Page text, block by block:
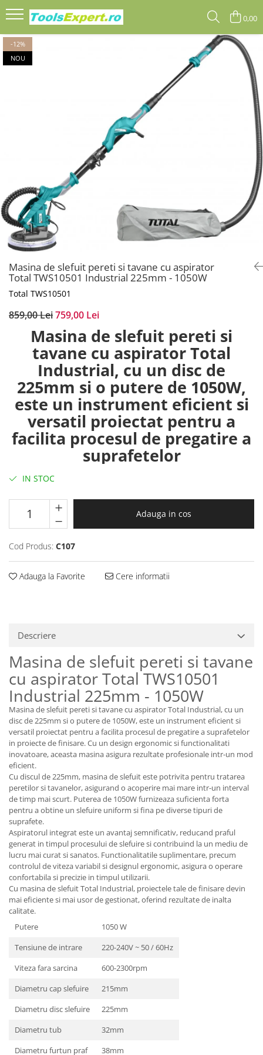
Produse
Total
0,00
Masina de slefuit pereti si tavane cu aspirator
Total TWS10501 Industrial 225mm - 1050W
Total TWS10501
-12%
NOU
859,00 Lei759,00 Lei
Masina de slefuit pereti si
tavane cu aspirator Total
Industrial, cu un disc de
225mm si o putere de 1050W,
este un instrument eficient si
versatil proiectat pentru a
facilita procesul de pregatire a
suprafetelor
IN STOC
Adauga in cos
Cod Produs: C107
Adauga la Favorite Cere informatii
Descriere
Masina de slefuit pereti si tavane
cu aspirator Total TWS10501
Industrial 225mm - 1050W
Masina de slefuit pereti si tavane cu aspirator Total Industrial, cu un
disc de 225mm si o putere de 1050W, este un instrument eficient si
versatil proiectat pentru a facilita procesul de pregatire a suprafetelor
in proiecte de finisare. Cu un design ergonomic si functionalitati
inovatoare, aceasta masina asigura rezultate profesionale intr-un mod
eficient.
Cu discul de 225mm, masina de slefuit este potrivita pentru tratarea
peretilor si tavanelor, asigurand o acoperire mai mare intr-un interval
de timp mai scurt. Puterea de 1050W furnizeaza suficienta forta
pentru a obtine un slefuire uniform si fina pe diverse tipuri de
suprafete.
Aspiratorul integrat este un avantaj semnificativ, reducand praful
generat in timpul procesului de slefuire si contribuind la un mediu de
lucru mai curat si sanatos. Functionalitatile suplimentare, precum
controlul de viteza variabil si designul ergonomic, asigura o operare
confortabila si precizie in timpul utilizarii.
Cu masina de slefuit Total Industrial, proiectele tale de finisare devin
mai eficiente si mai usor de gestionat, oferind rezultate de inalta
calitate.
Putere
1050 W
Tensiune de intrare
220-240V ~ 50 / 60Hz
Viteza fara sarcina
600-2300rpm
Diametru cap slefuire
215mm
Diametru disc slefuire
225mm
Diametru tub
32mm
Diametru furtun praf
38mm